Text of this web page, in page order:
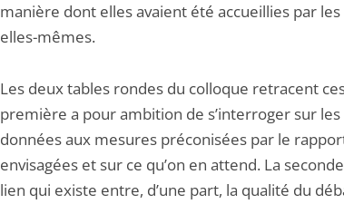
manière dont elles avaient été accueillies par
elles-mêmes.
Les deux tables rondes du colloque retracent
première a pour ambition de s’interroger sur
données aux mesures préconisées par le
envisagées et sur ce qu’on en attend. La
lien qui existe entre, d’une part, la qualité du